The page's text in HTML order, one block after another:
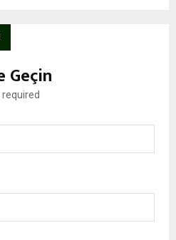
Geçin
required